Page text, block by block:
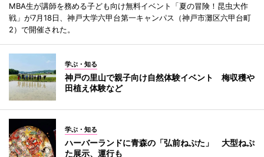
MBA生が講師を務める子ども向け無料イベント「夏の冒険！昆虫大作
戦」が7月18日、神戸大学六甲台第一キャンパス（神戸市灘区六甲台町
2）で開催された。
学ぶ・知る
神戸の里山で親子向け自然体験イベント 梅収穫や
田植え体験など
学ぶ・知る
ハーバーランドに青森の「弘前ねぷた」 大型ねぷ
た展示、運行も